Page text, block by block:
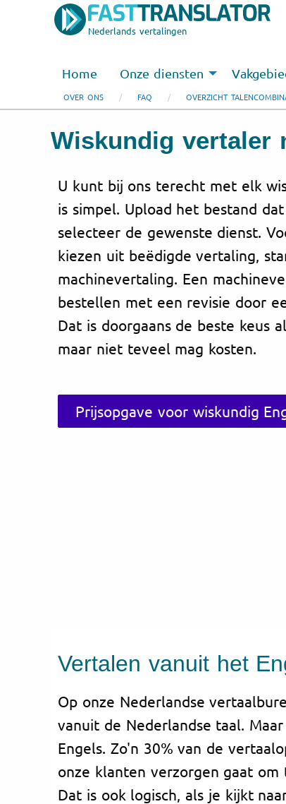
Nederlands vertalingen
Home Onze diensten
OVER ONS FAQ OVERZICHT
Wiskundig vertaler
U kunt bij ons terecht met elk
is simpel. Upload het bestand
selecteer de gewenste dienst.
kiezen uit beëdigde vertaling,
machinevertaling. Een
bestellen met een revisie door
Dat is doorgaans de beste keus
maar niet teveel mag kosten.
Prijsopgave voor wiskundig
Vertalen vanuit het
Op onze Nederlandse
vanuit de Nederlandse taal.
Engels. Zo'n 30% van de
onze klanten verzorgen gaat
Dat is ook logisch, als je kijkt